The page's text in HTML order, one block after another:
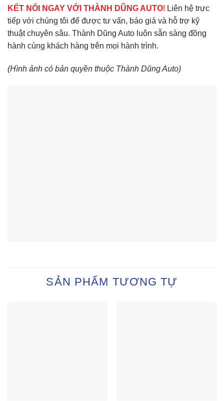
KẾT NỐI NGAY VỚI THÀNH DŨNG AUTO! Liên hệ trực
tiếp với chúng tôi để được tư vấn, báo giá và hỗ trợ kỹ
thuật chuyên sâu. Thành Dũng Auto luôn sẵn sàng đồng
hành cùng khách hàng trên mọi hành trình.
(Hình ảnh có bản quyền thuộc Thành Dũng Auto)
SẢN PHẨM TƯƠNG TỰ